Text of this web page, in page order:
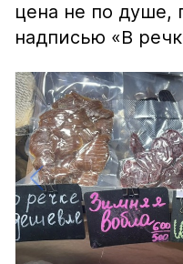
цена не по душе,
надписью «В